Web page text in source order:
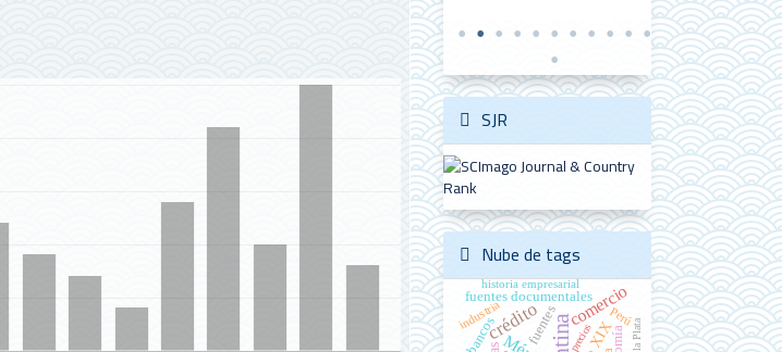
SJR
Nube de tags
crédito comercio
fuentes documentales
fuentes
bancos
industria Perú
historia empresarial
precios